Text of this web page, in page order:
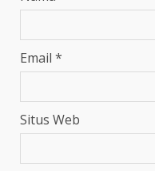
Email *
Situs Web